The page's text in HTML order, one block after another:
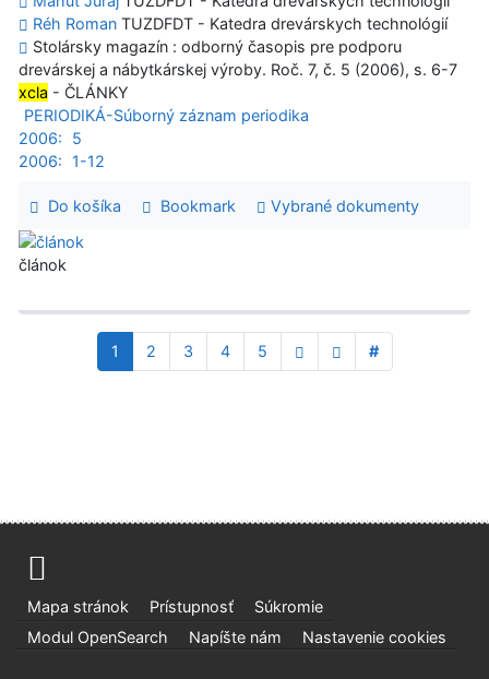
Réh Roman TUZDFDT - Katedra drevárskych technológií
Stolársky magazín : odborný časopis pre podporu
drevárskej a nábytkárskej výroby. Roč. 7, č. 5 (2006), s. 6-7
xcla - ČLÁNKY
PERIODIKÁ-Súborný záznam periodika
2006:
5
2006:
1-12
Do košíka Bookmark Vybrané dokumenty
článok
1 2 3 4 5 #
Mapa stránok Prístupnosť
Súkromie
Modul OpenSearch
Napíšte nám Nastavenie cookies